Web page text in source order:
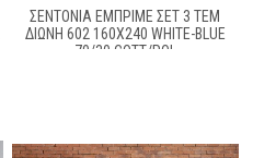
ΣΕΝΤΌΝΙΑ ΕΜΠΡΙΜΈ ΣΕΤ 3 ΤΕΜ
ΔΙΏΝΗ 602 160X240 WHITE-BLUE
70/30 COTT/POL